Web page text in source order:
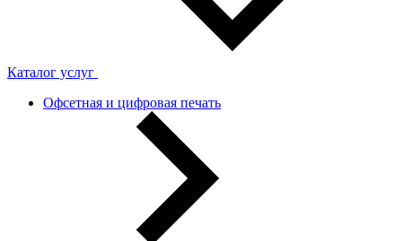
Каталог услуг
Офсетная и цифровая печать